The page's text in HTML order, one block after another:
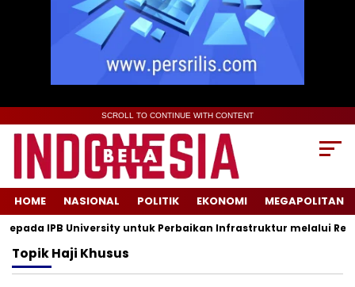
SCROLL TO CONTINUE WITH CONTENT
HOME NASIONAL POLITIK EKONOMI MEGAPOLITAN
IPB University untuk Perbaikan Infrastruktur melalui
TopikHaji Khusus